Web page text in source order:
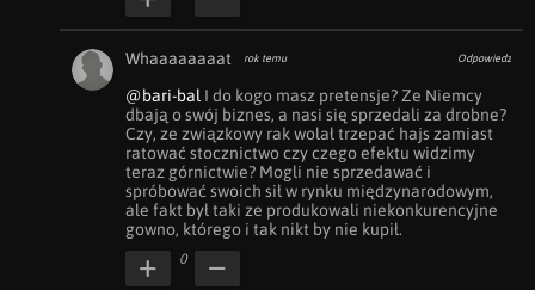
Whaaaaaaaat rok temu Odpowiedz
@bari-bal I do kogo masz pretensje? Ze Niemcy
dbają o swój biznes, a nasi się sprzedali za drobne?
Czy, ze związkowy rak wolał trzepać hajs zamiast
ratować stocznictwo czy czego efektu widzimy
teraz górnictwie? Mogli nie sprzedawać i
spróbować swoich sił w rynku międzynarodowym,
ale fakt był taki ze produkowali niekonkurencyjne
gowno, którego i tak nikt by nie kupił.
0